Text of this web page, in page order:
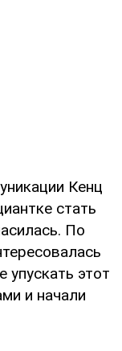
Кенц
стать
По
упускать этот
и начали